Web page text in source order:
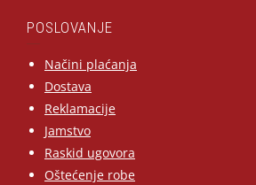
POSLOVANJE
Načini plaćanja
Dostava
Reklamacije
Jamstvo
Raskid ugovora
Oštećenje robe